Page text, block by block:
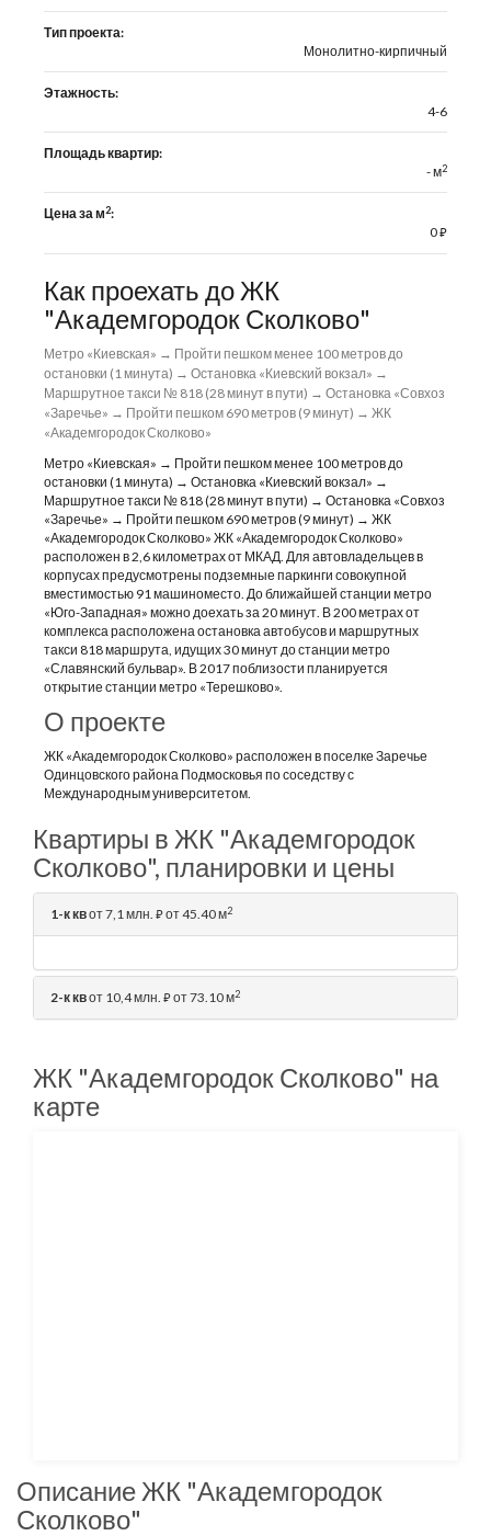
Тип проекта:
Монолитно-кирпичный
Этажность:
4-6
Площадь квартир:
- м2
Цена за м2:
0⃏
Как проехать до ЖК
"Академгородок Сколково"
Метро «Киевская» → Пройти пешком менее 100 метров до
остановки (1 минута) → Остановка «Киевский вокзал» →
Маршрутное такси № 818 (28 минут в пути) → Остановка «Совхоз
«Заречье» → Пройти пешком 690 метров (9 минут) → ЖК
«Академгородок Сколково»
Метро «Киевская» → Пройти пешком менее 100 метров до
остановки (1 минута) → Остановка «Киевский вокзал» →
Маршрутное такси № 818 (28 минут в пути) → Остановка «Совхоз
«Заречье» → Пройти пешком 690 метров (9 минут) → ЖК
«Академгородок Сколково» ЖК «Академгородок Сколково»
расположен в 2,6 километрах от МКАД. Для автовладельцев в
корпусах предусмотрены подземные паркинги совокупной
вместимостью 91 машиноместо. До ближайшей станции метро
«Юго-Западная» можно доехать за 20 минут. В 200 метрах от
комплекса расположена остановка автобусов и маршрутных
такси 818 маршрута, идущих 30 минут до станции метро
«Славянский бульвар». В 2017 поблизости планируется
открытие станции метро «Терешково».
О проекте
ЖК «Академгородок Сколково» расположен в поселке Заречье
Одинцовского района Подмосковья по соседству с
Международным университетом.
Квартиры в ЖК "Академгородок
Сколково", планировки и цены
1-к квот 7,1 млн. ⃏от 45.40 м2
2-к квот 10,4 млн. ⃏от 73.10 м2
ЖК "Академгородок Сколково" на
карте
Описание ЖК "Академгородок
Сколково"